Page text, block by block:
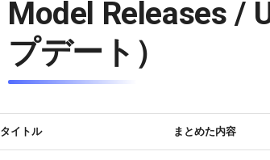
Model Releases /
プデート）
タイトル まとめた内容